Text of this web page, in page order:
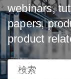
webinars,
papers,
product